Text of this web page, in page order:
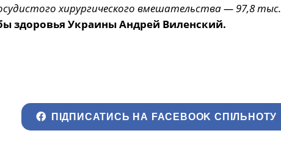
хирургического вмешательства — 97,8 тыс.
здоровья Украины Андрей Виленский.
ПІДПИСАТИСЬ НА FACEBOOK СПІЛЬНОТУ